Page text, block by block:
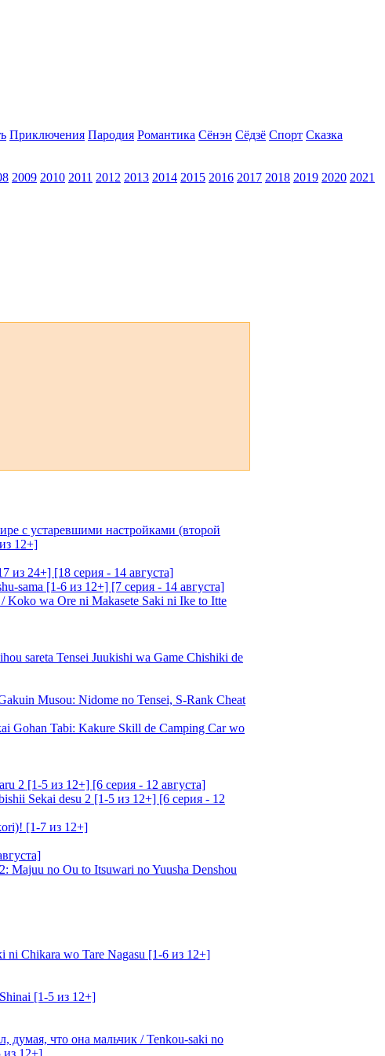
Приключения Пародия Романтика Сёнэн Сёдзё Спорт Сказка
2009 2010 2011 2012 2013 2014 2015 2016 2017 2018 2019 2020 2021
с устаревшими настройками (второй
12+]
из 24+] [18 серия - 14 августа]
sama [1-6 из 12+] [7 серия - 14 августа]
Koko wa Ore ni Makasete Saki ni Ike to Itte
sareta Tensei Juukishi wa Game Chishiki de
Musou: Nidome no Tensei, S-Rank Cheat
Gohan Tabi: Kakure Skill de Camping Car wo
2 [1-5 из 12+] [6 серия - 12 августа]
Sekai desu 2 [1-5 из 12+] [6 серия - 12
[1-7 из 12+]
Majuu no Ou to Itsuwari no Yuusha Denshou
ni Chikara wo Tare Nagasu [1-6 из 12+]
[1-5 из 12+]
думая, что она мальчик / Tenkou-saki no
из 12+]